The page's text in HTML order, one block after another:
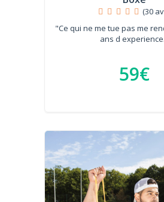
(30
"Ce qui ne me tue pas me
ans d
59€